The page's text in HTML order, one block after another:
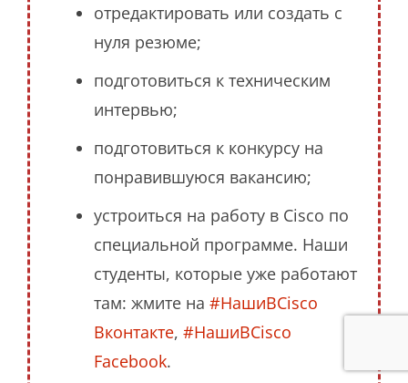
отредактировать или создать с
нуля резюме;
подготовиться к техническим
интервью;
подготовиться к конкурсу на
понравившуюся вакансию;
устроиться на работу в Cisco по
специальной программе. Наши
студенты, которые уже работают
там: жмите на #НашиВCisco
Вконтакте, #НашиВCisco
Facebook.